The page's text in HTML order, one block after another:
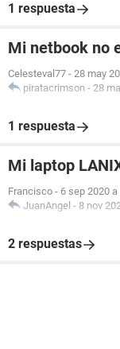
1 respuesta
Mi netbook no
Celesteval77 - 28 may
piratacrimson - 28
1 respuesta
Mi laptop
Francisco - 6 sep 2020
JuanAngel - 8 nov
2 respuestas